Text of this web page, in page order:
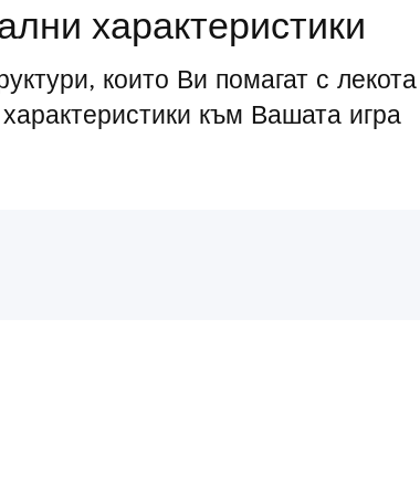
характеристики
които Ви помагат с
към Вашата игра